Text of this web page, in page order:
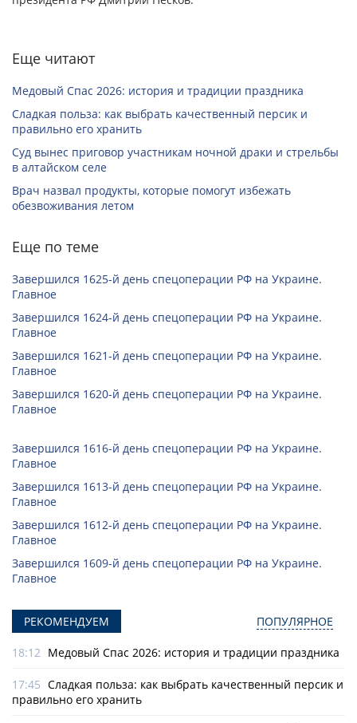
Еще читают
Медовый Спас 2026: история и традиции праздника
Сладкая польза: как выбрать качественный персик и
правильно его хранить
Суд вынес приговор участникам ночной драки и стрельбы
в алтайском селе
Врач назвал продукты, которые помогут избежать
обезвоживания летом
Еще по теме
Завершился 1625-й день спецоперации РФ на Украине.
Главное
Завершился 1624-й день спецоперации РФ на Украине.
Главное
Завершился 1621-й день спецоперации РФ на Украине.
Главное
Завершился 1620-й день спецоперации РФ на Украине.
Главное
Завершился 1616-й день спецоперации РФ на Украине.
Главное
Завершился 1613-й день спецоперации РФ на Украине.
Главное
Завершился 1612-й день спецоперации РФ на Украине.
Главное
Завершился 1609-й день спецоперации РФ на Украине.
Главное
РЕКОМЕНДУЕМ ПОПУЛЯРНОЕ
18:12 Медовый Спас 2026: история и традиции праздника
17:45 Сладкая польза: как выбрать качественный персик и
правильно его хранить